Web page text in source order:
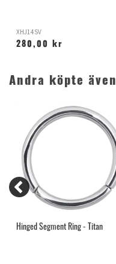
XHJ14SV
280,00 kr
Andra köpte även
Hinged Segment Ring - Titan